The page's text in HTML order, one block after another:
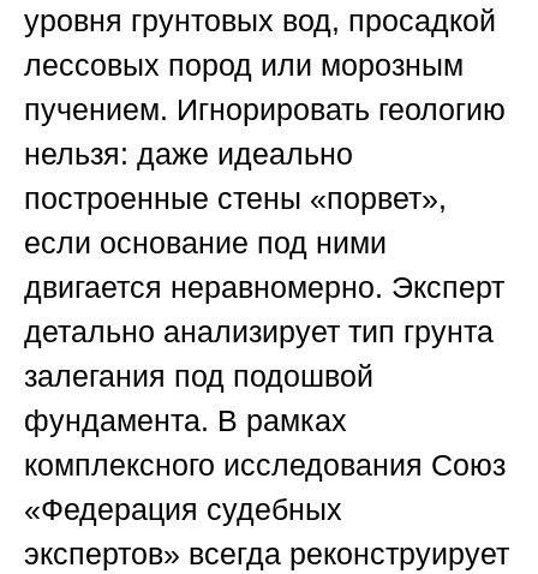
уровня грунтовых вод, просадкой
лессовых пород или морозным
пучением. Игнорировать геологию
нельзя: даже идеально
построенные стены «порвет»,
если основание под ними
двигается неравномерно. Эксперт
детально анализирует тип грунта
залегания под подошвой
фундамента. В рамках
комплексного исследования Союз
«Федерация судебных
экспертов» всегда реконструирует